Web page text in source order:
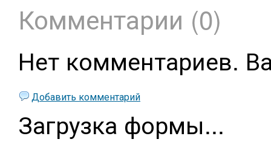
Комментарии (0)
Нет комментариев.
Добавить комментарий
Загрузка формы...